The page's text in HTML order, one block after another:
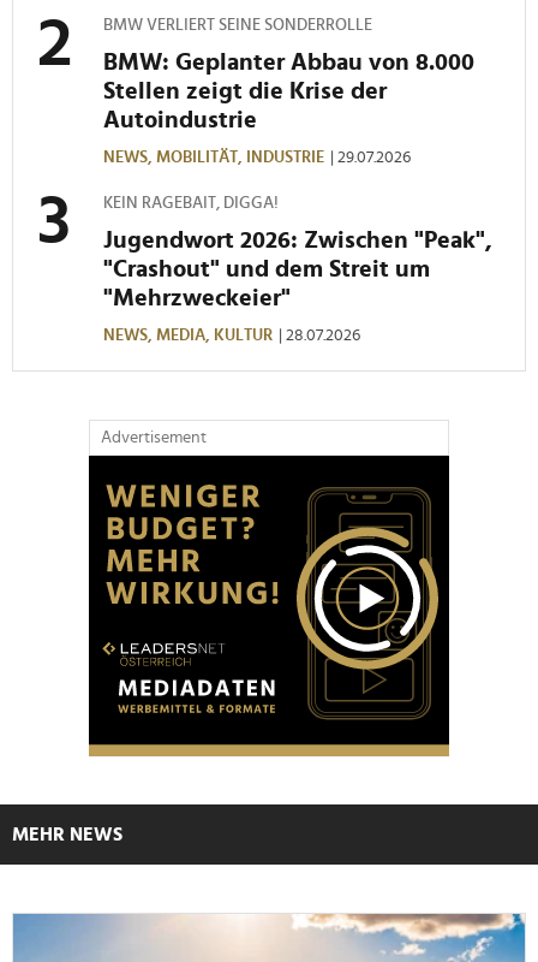
BMW VERLIERT SEINE SONDERROLLE
BMW: Geplanter Abbau von 8.000
Stellen zeigt die Krise der
Autoindustrie
NEWS, MOBILITÄT, INDUSTRIE | 29.07.2026
KEIN RAGEBAIT, DIGGA!
Jugendwort 2026: Zwischen "Peak",
"Crashout" und dem Streit um
"Mehrzweckeier"
NEWS, MEDIA, KULTUR | 28.07.2026
Advertisement
MEHR NEWS